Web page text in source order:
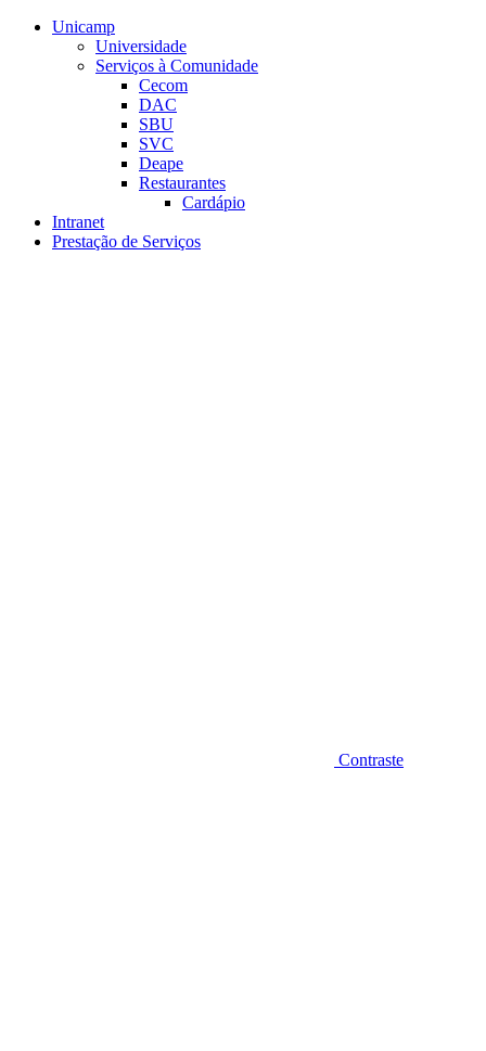
Conteúdo principal
Unicamp
Universidade
Serviços à Comunidade
Cecom
DAC
SBU
SVC
Deape
Restaurantes
Cardápio
Intranet
Prestação de Serviços
Contraste